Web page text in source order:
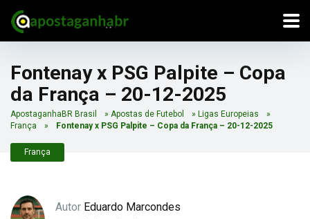
Fontenay x PSG Palpite – Copa
da França – 20-12-2025
ApostaganhaBR Brasil » Apostas de Futebol » Ligas Europeias
»
França
» Fontenay x PSG Palpite – Copa da França – 20-12-2025
França
Autor Eduardo Marcondes